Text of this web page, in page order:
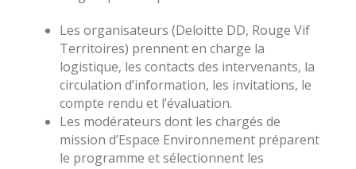
Les organisateurs (Deloitte DD, Rouge Vif
Territoires) prennent en charge la
logistique, les contacts des intervenants, la
circulation d’information, les invitations, le
compte rendu et l’évaluation.
Les modérateurs dont les chargés de
mission d’Espace Environnement préparent
le programme et sélectionnent les